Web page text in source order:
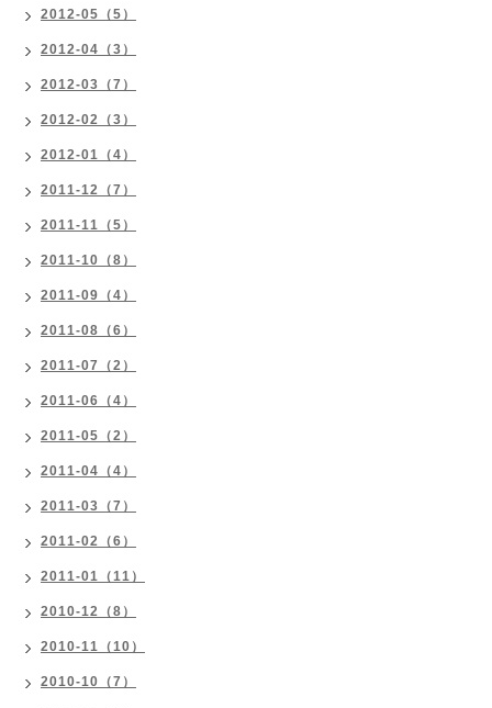
2012-05（5）
2012-04（3）
2012-03（7）
2012-02（3）
2012-01（4）
2011-12（7）
2011-11（5）
2011-10（8）
2011-09（4）
2011-08（6）
2011-07（2）
2011-06（4）
2011-05（2）
2011-04（4）
2011-03（7）
2011-02（6）
2011-01（11）
2010-12（8）
2010-11（10）
2010-10（7）